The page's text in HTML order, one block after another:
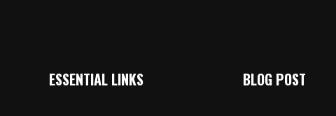
ESSENTIAL LINKS BLOG POST